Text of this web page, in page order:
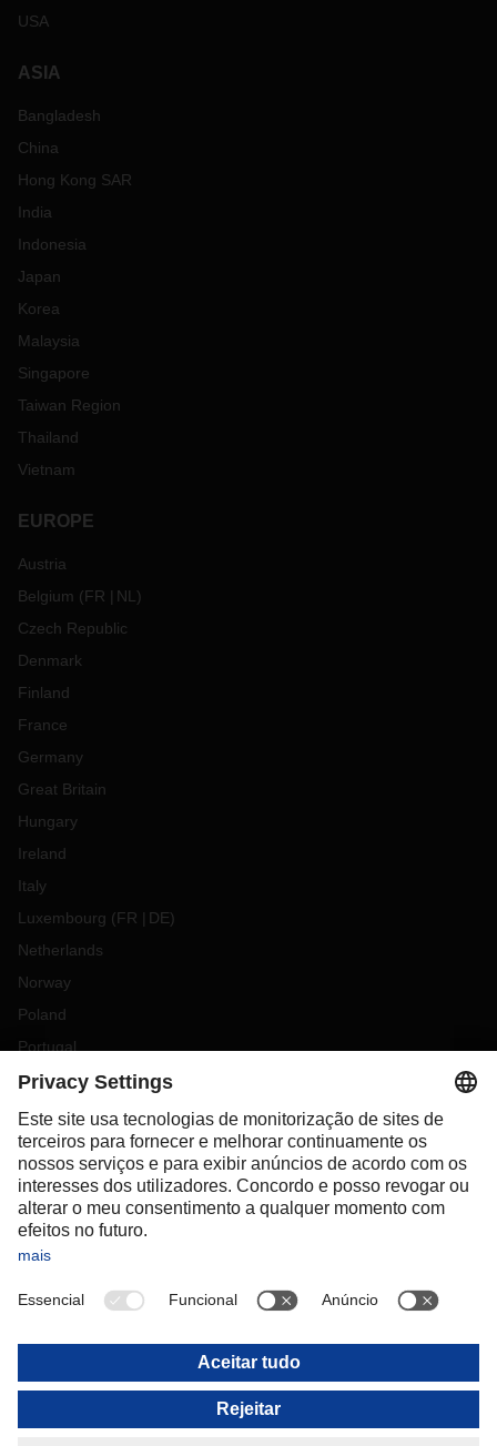
USA
ASIA
Bangladesh
China
Hong Kong SAR
India
Indonesia
Japan
Korea
Malaysia
Singapore
Taiwan Region
Thailand
Vietnam
EUROPE
Austria
Belgium (FR NL)
Czech Republic
Denmark
Finland
France
Germany
Great Britain
Hungary
Ireland
Italy
Luxembourg (FR DE)
Netherlands
Norway
Poland
Portugal
Romania
Slovakia
Spain
Sweden
Switzerland (DE FR)
Türkiye
OCEANIA